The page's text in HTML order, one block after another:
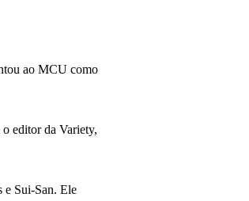
ao MCU como
editor da Variety,
e Sui-San. Ele